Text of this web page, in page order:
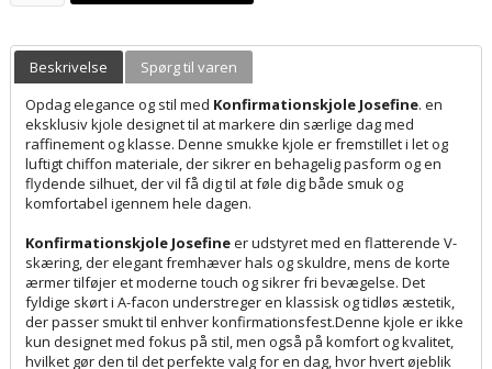
Beskrivelse
Spørg til varen
Opdag elegance og stil med Konfirmationskjole Josefine. en
eksklusiv kjole designet til at markere din særlige dag med
raffinement og klasse. Denne smukke kjole er fremstillet i let og
luftigt chiffon materiale, der sikrer en behagelig pasform og en
flydende silhuet, der vil få dig til at føle dig både smuk og
komfortabel igennem hele dagen.
Konfirmationskjole Josefineer udstyret med en flatterende V-
skæring, der elegant fremhæver hals og skuldre, mens de korte
ærmer tilføjer et moderne touch og sikrer fri bevægelse. Det
fyldige skørt i A-facon understreger en klassisk og tidløs æstetik,
der passer smukt til enhver konfirmationsfest.Denne kjole er ikke
kun designet med fokus på stil, men også på komfort og kvalitet,
hvilket gør den til det perfekte valg for en dag, hvor hvert øjeblik